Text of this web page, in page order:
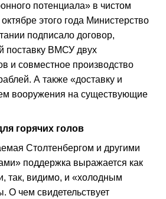
потенциала» в чистом
этого года Министерство
подписало договор,
поставку ВМСУ двух
и совместное производство
А также «доставку и
вооружения на существующие
горячих голов
Столтенбергом и другими
поддержка выражается как
так, видимо, и «холодным
О чем свидетельствует